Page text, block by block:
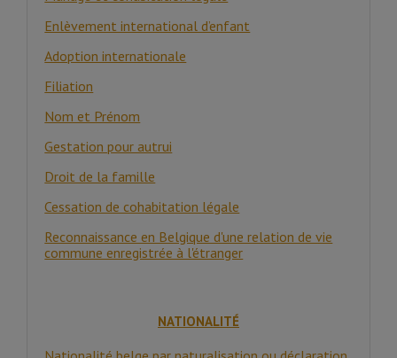
Enlèvement international d’enfant
Adoption internationale
Filiation
Nom et Prénom
Gestation pour autrui
Droit de la famille
Cessation de cohabitation légale
Reconnaissance en Belgique d'une relation de vie
commune enregistrée à l'étranger
NATIONALITÉ